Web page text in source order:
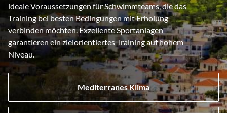
ideale Voraussetzungen für Schwimmteams, die das
Training bei besten Bedingungen mit Erholung
verbinden möchten. Exzellente Sportanlagen
garantieren ein zielorientiertes Training auf hohem
Niveau.
Mediterranes Klima